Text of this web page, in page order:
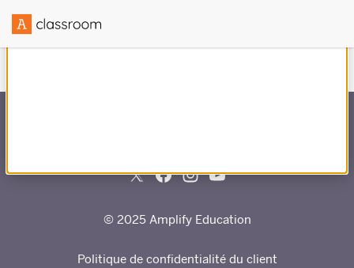
© 2025 Amplify Education
Politique de confidentialité du client